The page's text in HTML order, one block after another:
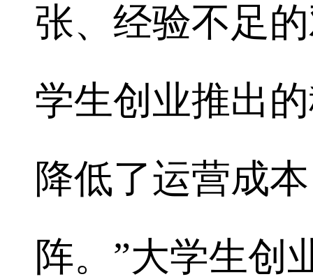
张、经验不足
学生创业推出
降低了运营成
阵。”大学生创